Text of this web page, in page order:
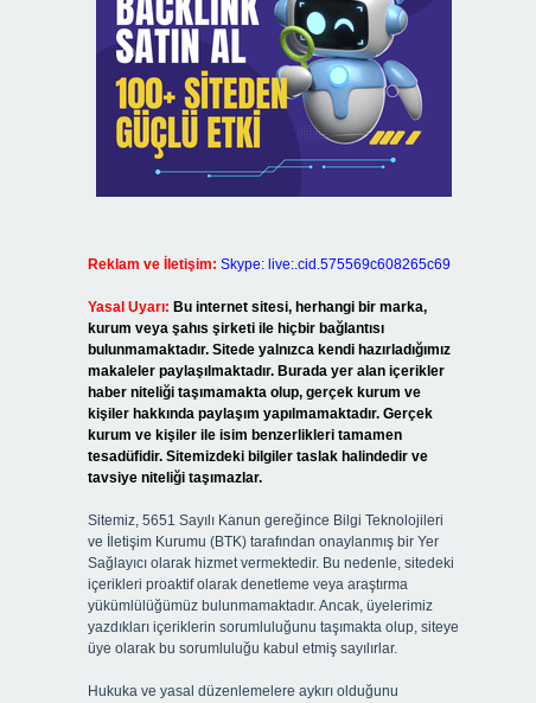
Reklam ve İletişim: Skype: live:.cid.575569c608265c69
Yasal Uyarı: Bu internet sitesi, herhangi bir marka,
kurum veya şahıs şirketi ile hiçbir bağlantısı
bulunmamaktadır. Sitede yalnızca kendi hazırladığımız
makaleler paylaşılmaktadır. Burada yer alan içerikler
haber niteliği taşımamakta olup, gerçek kurum ve
kişiler hakkında paylaşım yapılmamaktadır. Gerçek
kurum ve kişiler ile isim benzerlikleri tamamen
tesadüfidir. Sitemizdeki bilgiler taslak halindedir ve
tavsiye niteliği taşımazlar.
Sitemiz, 5651 Sayılı Kanun gereğince Bilgi Teknolojileri
ve İletişim Kurumu (BTK) tarafından onaylanmış bir Yer
Sağlayıcı olarak hizmet vermektedir. Bu nedenle, sitedeki
içerikleri proaktif olarak denetleme veya araştırma
yükümlülüğümüz bulunmamaktadır. Ancak, üyelerimiz
yazdıkları içeriklerin sorumluluğunu taşımakta olup, siteye
üye olarak bu sorumluluğu kabul etmiş sayılırlar.
Hukuka ve yasal düzenlemelere aykırı olduğunu